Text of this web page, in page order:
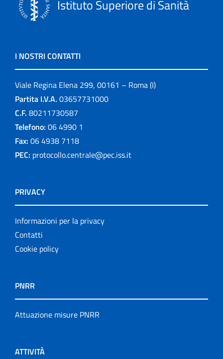
Istituto Superiore di Sanità
I NOSTRI CONTATTI
Viale Regina Elena 299, 00161 – Roma (I)
Partita I.V.A. 03657731000
C.F. 80211730587
Telefono: 06 4990 1
Fax: 06 4938 7118
PEC: protocollo.centrale@pec.iss.it
PRIVACY
Informazioni per la privacy
Contatti
Cookie policy
PNRR
Attuazione misure PNRR
ATTIVITÀ